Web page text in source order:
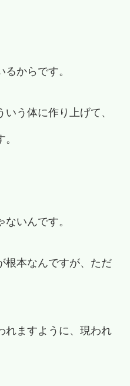
からです。
う体に作り上げて、
いんです。
根本なんですが、ただ
れますように、現われ